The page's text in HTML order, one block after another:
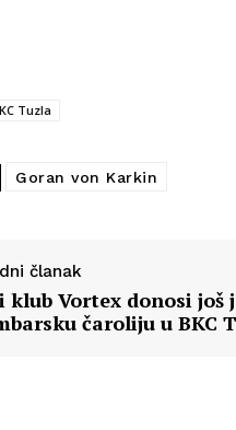
Tuzla
Goran von Karkin
članak
klub Vortex donosi još
čaroliju u BKC